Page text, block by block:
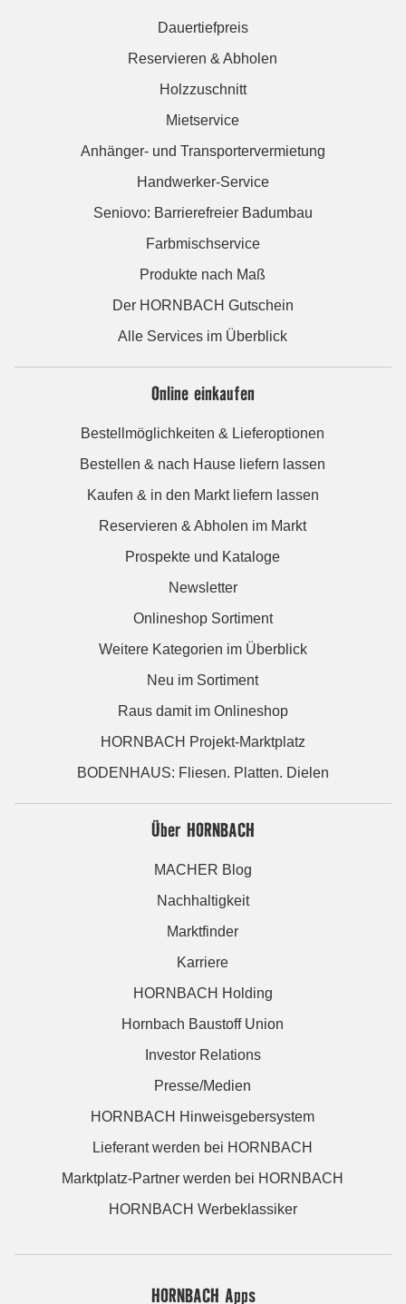
Dauertiefpreis
Reservieren & Abholen
Holzzuschnitt
Mietservice
Anhänger- und Transportervermietung
Handwerker-Service
Seniovo: Barrierefreier Badumbau
Farbmischservice
Produkte nach Maß
Der HORNBACH Gutschein
Alle Services im Überblick
Online einkaufen
Bestellmöglichkeiten & Lieferoptionen
Bestellen & nach Hause liefern lassen
Kaufen & in den Markt liefern lassen
Reservieren & Abholen im Markt
Prospekte und Kataloge
Newsletter
Onlineshop Sortiment
Weitere Kategorien im Überblick
Neu im Sortiment
Raus damit im Onlineshop
HORNBACH Projekt-Marktplatz
BODENHAUS: Fliesen. Platten. Dielen
Über HORNBACH
MACHER Blog
Nachhaltigkeit
Marktfinder
Karriere
HORNBACH Holding
Hornbach Baustoff Union
Investor Relations
Presse/Medien
HORNBACH Hinweisgebersystem
Lieferant werden bei HORNBACH
Marktplatz-Partner werden bei HORNBACH
HORNBACH Werbeklassiker
HORNBACH Apps